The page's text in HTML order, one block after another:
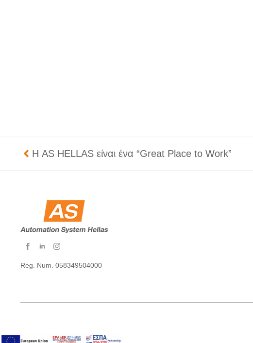
Η AS HELLAS είναι ένα “Great Place to Work”
Reg. Num. 058349504000